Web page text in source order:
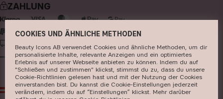
Store
Pinterest
make-up
hautpflege
haarpflege
parfüm
pinsel & zubehör
ZAHLUNG
LIEFERUNG
AT EUR
COOKIES UND ÄHNLICHE METHODEN
Beauty Icons AB verwendet Cookies und ähnliche Methoden, um dir
personalisierte Inhalte, relevante Anzeigen und ein optimiertes
Erlebnis auf unserer Webseite anbieten zu können. Indem du auf
"Schließen und zustimmen" klickst, stimmst du zu, dass du unsere
Cookie-Richtlinien gelesen hast und mit der Nutzung der Cookies
einverstanden bist. Du kannst die Cookie-Einstellungen jederzeit
verändern, indem du auf “Einstellungen” klickst. Mehr darüber